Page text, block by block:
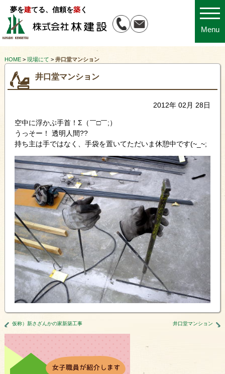
Menu
夢を建てる、信頼を築く
HOME> 現場にて > 井口堂マンション
井口堂マンション
2012年 02月 28日
空中に浮かぶ手首！Σ（￣□￣;）
うっそー！ 透明人間??
持ち主は手ではなく、手袋を置いてただいま休憩中です(~_~;
仮称）新さざんかの家新築工事 井口堂マンション